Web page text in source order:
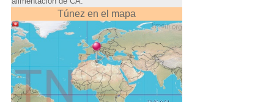
Túnez en el mapa